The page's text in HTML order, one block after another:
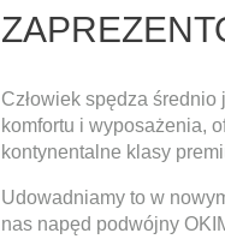
Człowiek spędza
komfortu i wyposażenia,
kontynentalne klasy
Udowadniamy to w
nas napęd podwójny